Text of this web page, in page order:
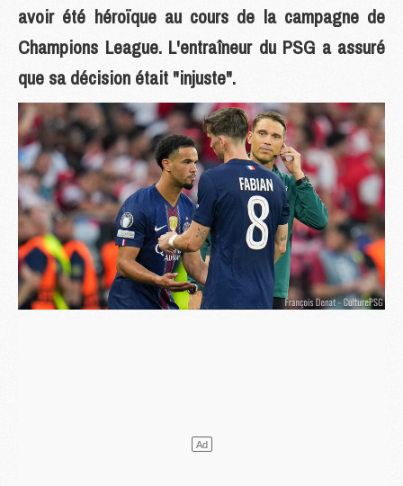
avoir été héroïque au cours de la campagne de
Champions League. L'entraîneur du PSG a assuré
que sa décision était "injuste".